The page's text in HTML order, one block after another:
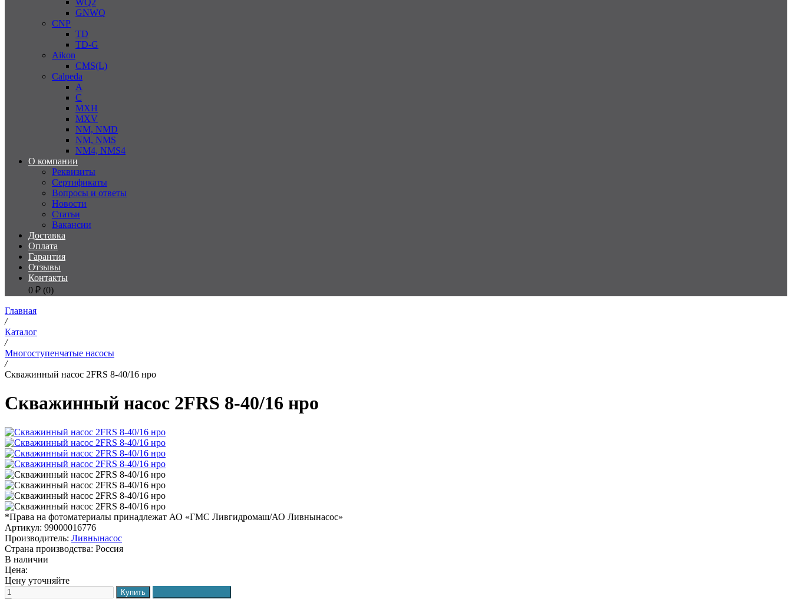
WQ2
GNWQ
CNP
TD
TD-G
Aikon
CMS(L)
Calpeda
A
C
MXH
MXV
NM, NMD
NM, NMS
NM4, NMS4
О компании
Реквизиты
Сертификаты
Вопросы и ответы
Новости
Статьи
Вакансии
Доставка
Оплата
Гарантия
Отзывы
Контакты
0 ₽ (0)
Главная
/
Каталог
/
Многоступенчатые насосы
/
Скважинный насос 2FRS 8-40/16 нро
Скважинный насос 2FRS 8-40/16 нро
*Права на фотоматериалы принадлежат АО «ГМС Ливгидромаш/АО Ливнынасос»
Артикул: 99000016776
Производитель: Ливнынасос
Страна производства: Россия
В наличии
Цена:
Цену уточняйте